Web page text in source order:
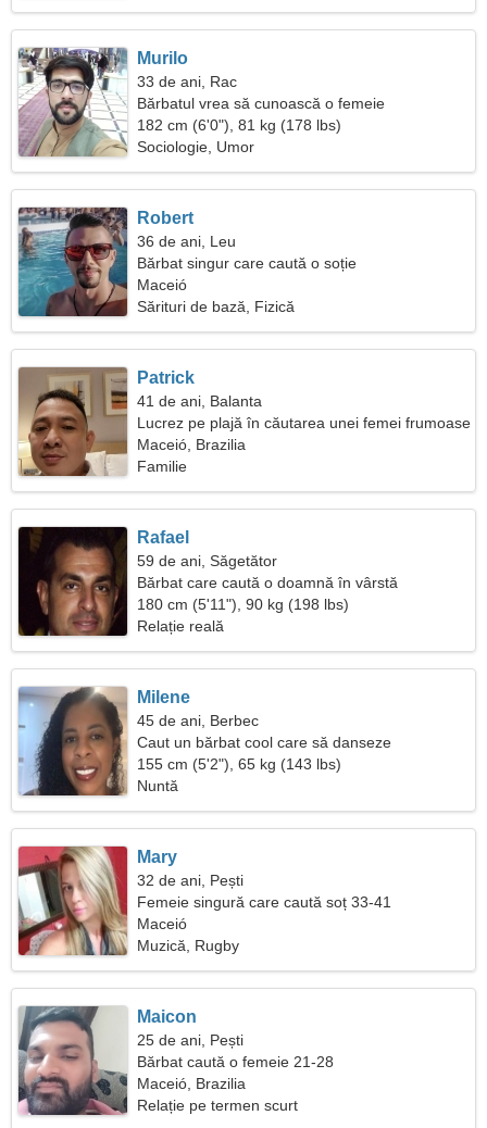
Murilo
33 de ani, Rac
Bărbatul vrea să cunoască o femeie
182 cm (6'0"), 81 kg (178 lbs)
Sociologie, Umor
Robert
36 de ani, Leu
Bărbat singur care caută o soție
Maceió
Sărituri de bază, Fizică
Patrick
41 de ani, Balanta
Lucrez pe plajă în căutarea unei femei frumoase
Maceió, Brazilia
Familie
Rafael
59 de ani, Săgetător
Bărbat care caută o doamnă în vârstă
180 cm (5'11"), 90 kg (198 lbs)
Relație reală
Milene
45 de ani, Berbec
Caut un bărbat cool care să danseze
155 cm (5'2"), 65 kg (143 lbs)
Nuntă
Mary
32 de ani, Pești
Femeie singură care caută soț 33-41
Maceió
Muzică, Rugby
Maicon
25 de ani, Pești
Bărbat caută o femeie 21-28
Maceió, Brazilia
Relație pe termen scurt